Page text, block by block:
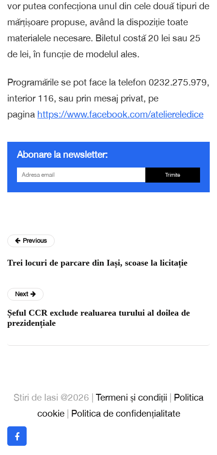
vor putea confecționa unul din cele două tipuri de
mărțișoare propuse, având la dispoziție toate
materialele necesare. Biletul costă 20 lei sau 25
de lei, în funcție de modelul ales.
Programările se pot face la telefon 0232.275.979,
interior 116, sau prin mesaj privat, pe
pagina https://www.facebook.com/ateliereledice
Abonare la newsletter:
Trimite
Previous
Trei locuri de parcare din Iași, scoase la licitație
Next
Șeful CCR exclude realuarea turului al doilea de
prezidențiale
Stiri de Iasi @2026 | Termeni și condiții
Politica
cookie| Politica de confidențialitate